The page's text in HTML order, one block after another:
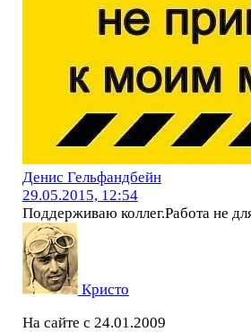
Денис Гельфандбейн
29.05.2015, 12:54
Поддерживаю коллег.Работа не
Кристо
На сайте с 24.01.2009